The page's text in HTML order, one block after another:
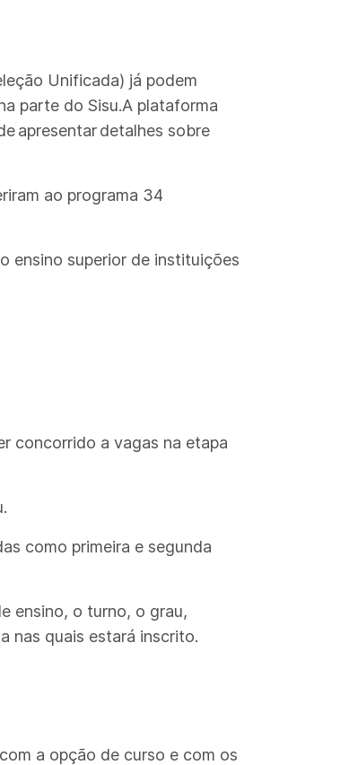
Unificada) já podem
parte do Sisu.A plataforma
apresentar detalhes sobre
ao programa 34
ensino superior de instituições
concorrido a vagas na etapa
como primeira e segunda
ensino, o turno, o grau,
nas quais estará inscrito.
a opção de curso e com os